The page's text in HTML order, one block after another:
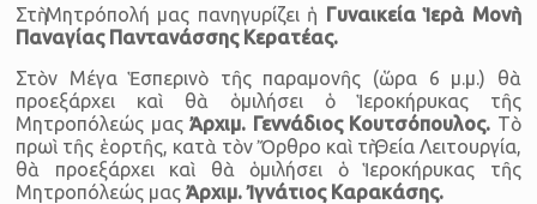
Στὴ Μητρόπολή μας πανηγυρίζει ἡ Γυναικεία Ἱερὰ Μονὴ
Παναγίας Παντανάσσης Κερατέας.
Στὸν Μέγα Ἑσπερινὸ τῆς παραμονῆς (ὥρα 6 μ.μ.) θὰ
προεξάρχει καὶ θὰ ὁμιλήσει ὁ Ἱεροκήρυκας τῆς
Μητροπόλεώς μαςἈρχιμ. Γεννάδιος Κουτσόπουλος. Τὸ
πρωὶ τῆς ἑορτῆς, κατὰ τὸν Ὄρθρο καὶ τὴ Θεία Λειτουργία,
θὰ προεξάρχει καὶ θὰ ὁμιλήσει ὁ Ἱεροκήρυκας τῆς
Μητροπόλεώς μαςἈρχιμ.Ἰγνάτιος Καρακάσης.